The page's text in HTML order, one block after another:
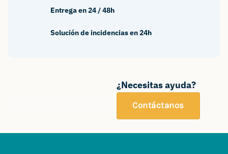
¿Necesitas ayuda?
Contáctanos
Entrega en 24 / 48h
Solución de incidencias en 24h